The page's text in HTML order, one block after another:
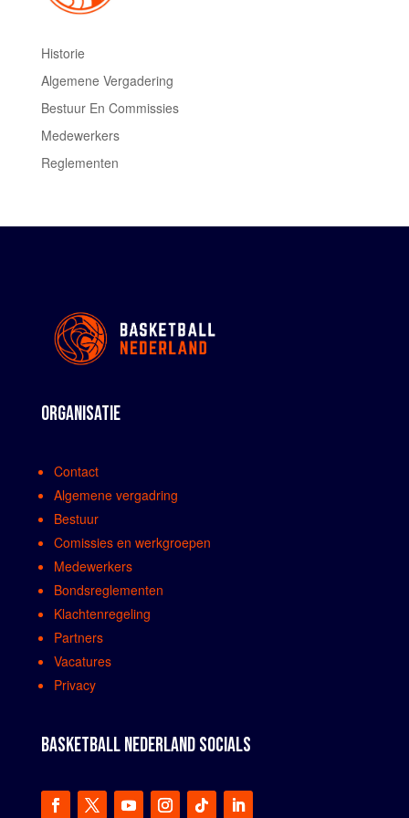
Historie
Algemene Vergadering
Bestuur En Commissies
Medewerkers
Reglementen
ORGANISATIE
Contact
Algemene vergadring
Bestuur
Comissies en werkgroepen
Medewerkers
Bondsreglementen
Klachtenregeling
Partners
Vacatures
Privacy
BASKETBALL NEDERLAND SOCIALS